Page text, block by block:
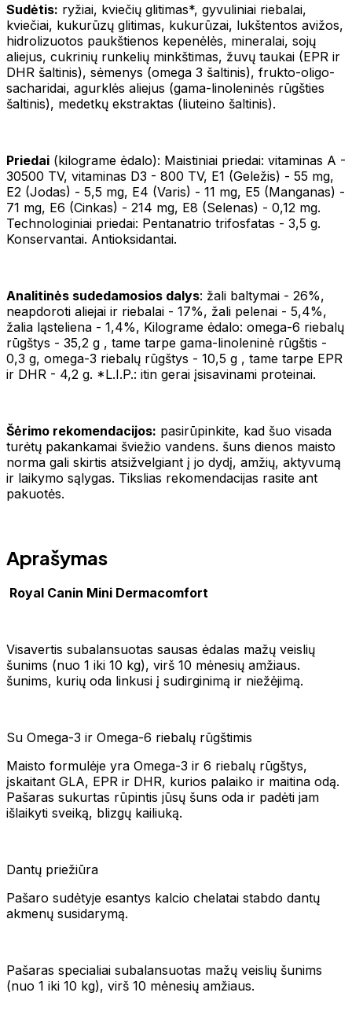
Sudėtis: ryžiai, kviečių glitimas*, gyvuliniai riebalai,
kviečiai, kukurūzų glitimas, kukurūzai, lukštentos avižos,
hidrolizuotos paukštienos kepenėlės, mineralai, sojų
aliejus, cukrinių runkelių minkštimas, žuvų taukai (EPR ir
DHR šaltinis), sėmenys (omega 3 šaltinis), frukto-oligo-
sacharidai, agurklės aliejus (gama-linoleninės rūgšties
šaltinis), medetkų ekstraktas (liuteino šaltinis).
Priedai (kilograme ėdalo): Maistiniai priedai: vitaminas A -
30500 TV, vitaminas D3 - 800 TV, E1 (Geležis) - 55 mg,
E2 (Jodas) - 5,5 mg, E4 (Varis) - 11 mg, E5 (Manganas) -
71 mg, E6 (Cinkas) - 214 mg, E8 (Selenas) - 0,12 mg.
Technologiniai priedai: Pentanatrio trifosfatas - 3,5 g.
Konservantai. Antioksidantai.
Analitinės sudedamosios dalys: žali baltymai - 26%,
neapdoroti aliejai ir riebalai - 17%, žali pelenai - 5,4%,
žalia ląsteliena - 1,4%, Kilograme ėdalo: omega-6 riebalų
rūgštys - 35,2 g , tame tarpe gama-linoleninė rūgštis -
0,3 g, omega-3 riebalų rūgštys - 10,5 g , tame tarpe EPR
ir DHR - 4,2 g. *L.I.P.: itin gerai įsisavinami proteinai.
Šėrimo rekomendacijos: pasirūpinkite, kad šuo visada
turėtų pakankamai šviežio vandens. šuns dienos maisto
norma gali skirtis atsižvelgiant į jo dydį, amžių, aktyvumą
ir laikymo sąlygas. Tikslias rekomendacijas rasite ant
pakuotės.
Aprašymas
Royal Canin Mini Dermacomfort
Visavertis subalansuotas sausas ėdalas mažų veislių
šunims (nuo 1 iki 10 kg), virš 10 mėnesių amžiaus.
šunims, kurių oda linkusi į sudirginimą ir niežėjimą.
Su Omega-3 ir Omega-6 riebalų rūgštimis
Maisto formulėje yra Omega-3 ir 6 riebalų rūgštys,
įskaitant GLA, EPR ir DHR, kurios palaiko ir maitina odą.
Pašaras sukurtas rūpintis jūsų šuns oda ir padėti jam
išlaikyti sveiką, blizgų kailiuką.
Dantų priežiūra
Pašaro sudėtyje esantys kalcio chelatai stabdo dantų
akmenų susidarymą.
Pašaras specialiai subalansuotas mažų veislių šunims
(nuo 1 iki 10 kg), virš 10 mėnesių amžiaus.